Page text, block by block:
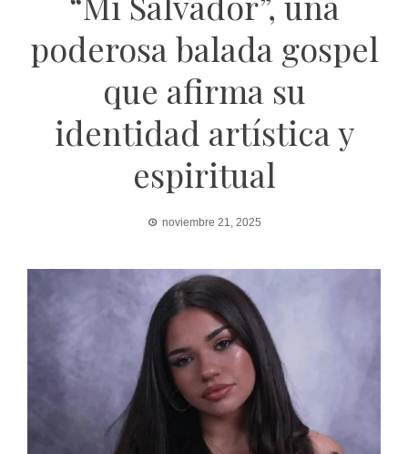
poderosa balada gospel
que afirma su
identidad artística y
espiritual
noviembre 21, 2025